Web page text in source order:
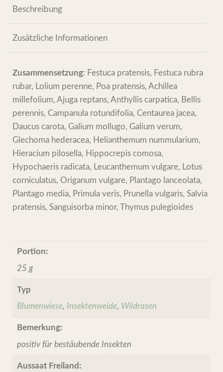
Beschreibung
Zusätzliche Informationen
Zusammensetzung: Festuca pratensis, Festuca rubra
rubar, Lolium perenne, Poa pratensis, Achillea
millefolium, Ajuga reptans, Anthyllis carpatica, Bellis
perennis, Campanula rotundifolia, Centaurea jacea,
Daucus carota, Galium mollugo, Galium verum,
Glechoma hederacea, Helianthemum nummularium,
Hieracium pilosella, Hippocrepis comosa,
Hypochaeris radicata, Leucanthemum vulgare, Lotus
corniculatus, Origanum vulgare, Plantago lanceolata,
Plantago media, Primula veris, Prunella vulgaris, Salvia
pratensis, Sanguisorba minor, Thymus pulegioides
Portion:
25 g
Typ
Blumenwiese, Insektenweide, Wildrasen
Bemerkung:
positiv für bestäubende Insekten
Aussaat Freiland: